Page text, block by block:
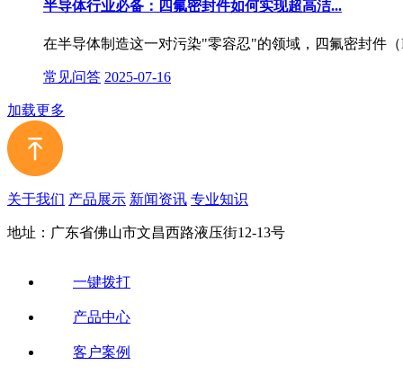
半导体行业必备：四氟密封件如何实现超高洁...
在半导体制造这一对污染"零容忍"的领域，四氟密封件（
常见问答 2025-07-16
加载更多
关于我们 产品展示 新闻资讯 专业知识
地址：广东省佛山市文昌西路液压街12-13号
一键拨打
产品中心
客户案例